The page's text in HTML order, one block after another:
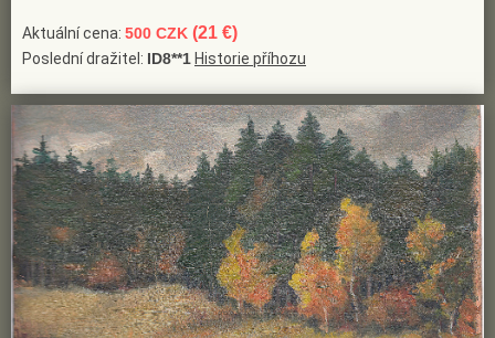
Aktuální cena: 500 CZK (21 €)
Poslední dražitel: ID8**1 Historie příhozu